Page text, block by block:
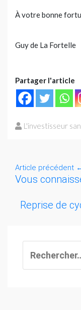
À votre bonne
Guy de La Fortelle
Partager l'article
L'investisseur
Article précédent
Vous
Reprise de